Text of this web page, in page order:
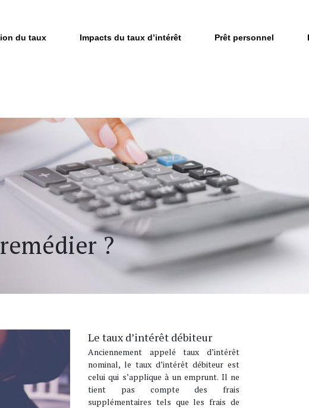
du taux Impacts du taux d’intérêt Prêt personnel
?
Le taux d’intérêt débiteur
Anciennement appelé taux d’intérêt
nominal, le taux d’intérêt débiteur est
celui qui s’applique à un emprunt. Il ne
tient pas compte des frais
supplémentaires tels que les frais de